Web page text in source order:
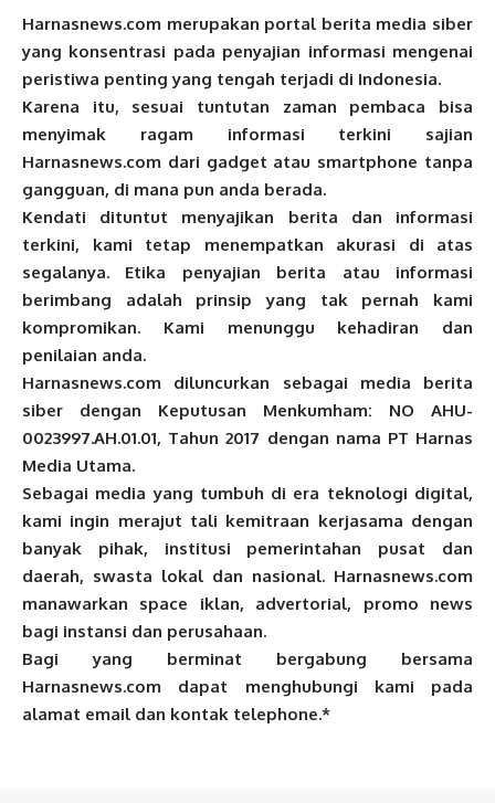
Harnasnews.com merupakan portal berita media siber
yang konsentrasi pada penyajian informasi mengenai
peristiwa penting yang tengah terjadi di Indonesia.
Karena itu, sesuai tuntutan zaman pembaca bisa
menyimak ragam informasi terkini sajian
Harnasnews.com dari gadget atau smartphone tanpa
gangguan, di mana pun anda berada.
Kendati dituntut menyajikan berita dan informasi
terkini, kami tetap menempatkan akurasi di atas
segalanya. Etika penyajian berita atau informasi
berimbang adalah prinsip yang tak pernah kami
kompromikan. Kami menunggu kehadiran dan
penilaian anda.
Harnasnews.com diluncurkan sebagai media berita
siber dengan Keputusan Menkumham: NO AHU-
0023997.AH.01.01, Tahun 2017 dengan nama PT Harnas
Media Utama.
Sebagai media yang tumbuh di era teknologi digital,
kami ingin merajut tali kemitraan kerjasama dengan
banyak pihak, institusi pemerintahan pusat dan
daerah, swasta lokal dan nasional. Harnasnews.com
manawarkan space iklan, advertorial, promo news
bagi instansi dan perusahaan.
Bagi yang berminat bergabung bersama
Harnasnews.com dapat menghubungi kami pada
alamat email dan kontak telephone.*